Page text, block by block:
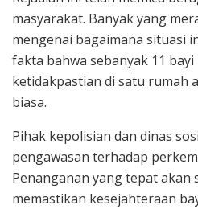
masyarakat. Banyak yang
mengenai bagaimana situasi
fakta bahwa sebanyak 11
ketidakpastian di satu rumah
biasa.
Pihak kepolisian dan dinas
pengawasan terhadap
Penanganan yang tepat
memastikan kesejahteraan